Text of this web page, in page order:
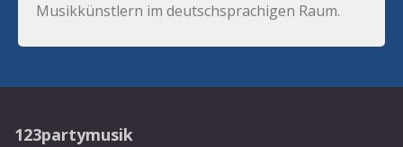
Musikkünstlern im deutschsprachigen Raum.
123partymusik